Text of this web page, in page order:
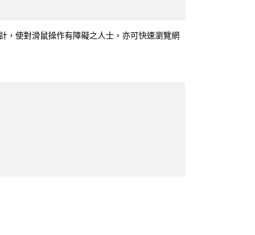
，使對滑鼠操作有障礙之人士，亦可快速瀏覽網